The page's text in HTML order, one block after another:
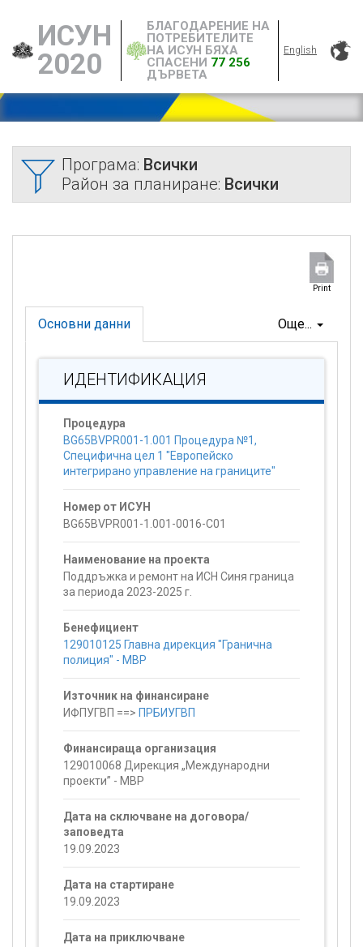
ИСУН
2020
БЛАГОДАРЕНИЕ НА
ПОТРЕБИТЕЛИТЕ
НА ИСУН БЯХА
СПАСЕНИ 77 256
ДЪРВЕТА
English
Програма: Всички
Район за планиране: Всички
Print
Още...
Основни данни
ИДЕНТИФИКАЦИЯ
Процедура
BG65BVPR001-1.001 Процедура №1,
Специфична цел 1 "Европейско
интегрирано управление на границите"
Номер от ИСУН
BG65BVPR001-1.001-0016-C01
Наименование на проекта
Поддръжка и ремонт на ИСН Синя граница
за периода 2023-2025 г.
Бенефициент
129010125 Главна дирекция "Гранична
полиция" - МВР
Източник на финансиране
ИФПУГВП ==> ПРБИУГВП
Финансираща организация
129010068 Дирекция „Международни
проекти” - МВР
Дата на сключване на договора/
заповедта
19.09.2023
Дата на стартиране
19.09.2023
Дата на приключване